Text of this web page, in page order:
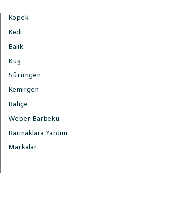
Köpek
Kedi
Balık
Kuş
Sürüngen
Kemirgen
Bahçe
Weber Barbekü
Barınaklara Yardım
Markalar